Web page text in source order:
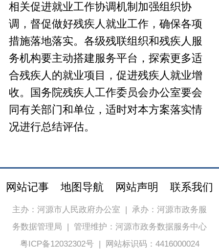
相关促进就业工作协调机制加强组织协
调，督促做好残疾人就业工作，确保各项
措施落地落实。各级残联组织和残疾人服
务机构要主动搭建服务平台，探索更多适
合残疾人的就业项目，促进残疾人就业增
收。国务院残疾人工作委员会办公室要会
同有关部门和单位，适时对本方案落实情
况进行总结评估。
网站记事 地图导航 网站声明 联系我们
主办：河源市人民政府办公室 | 承办：河源市政务服
务数据管理局 | 管理维护：河源市政务数据服务中心
粤ICP备12032302号| 网站标识码：4416000024